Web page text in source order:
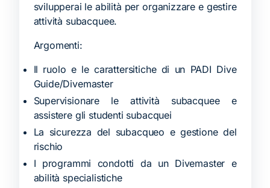
svilupperai le abilità per organizzare e gestire
attività subacquee.
Argomenti:
Il ruolo e le carattersitiche di un PADI Dive
Guide/Divemaster
Supervisionare le attività subacquee e
assistere gli studenti subacquei
La sicurezza del subacqueo e gestione del
rischio
I programmi condotti da un Divemaster e
abilità specialistiche